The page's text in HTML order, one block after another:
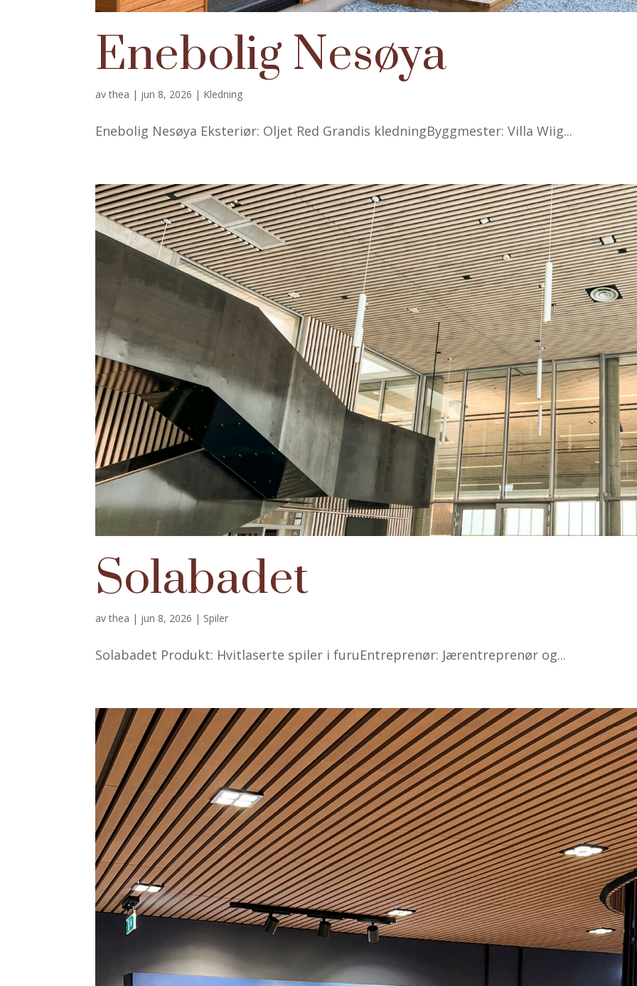
Enebolig Nesøya
avthea | jun 8, 2026 | Kledning
Enebolig Nesøya Eksteriør: Oljet Red Grandis kledningByggmester: Villa Wiig...
Solabadet
avthea | jun 8, 2026 | Spiler
Solabadet Produkt: Hvitlaserte spiler i furuEntreprenør: Jærentreprenør og...